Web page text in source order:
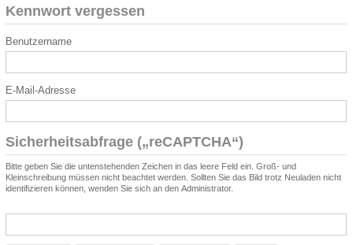
Kennwort vergessen
Benutzername
E-Mail-Adresse
Sicherheitsabfrage („reCAPTCHA“)
Bitte geben Sie die untenstehenden Zeichen in das leere Feld ein. Groß- und
Kleinschreibung müssen nicht beachtet werden. Sollten Sie das Bild trotz Neuladen nicht
identifizieren können, wenden Sie sich an den Administrator.